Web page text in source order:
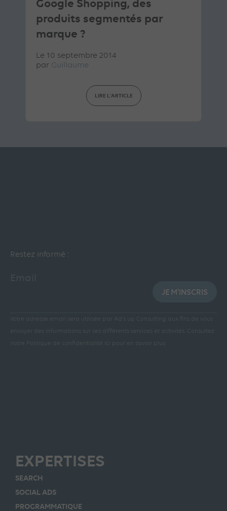
Google Shopping, des
produits segmentés par
marque ?
Le 10 septembre 2014
par Guillaume
LIRE L'ARTICLE
Restez informé :
JE M'INSCRIS
Votre adresse email sera utilisée par Ad’s up Consulting aux fins de vous
envoyer des informations sur ses différents services et activités.
Consultez
notre Politique de confidentialité ici pour en savoir plus
EXPERTISES
SEARCH
SOCIAL ADS
PROGRAMMATIQUE